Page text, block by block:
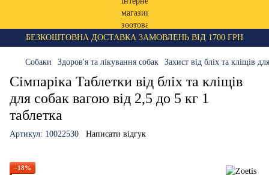
БЕЗКОШТОВНА ДОСТАВКА ЗАМОВЛЕНЬ ВІД 1700 ГРН
Собаки Здоров'я та лікування собак Захист від бліх та кліщів
Сімпаріка Таблетки від бліх та кліщів
для собак вагою від 2,5 до 5 кг 1
таблетка
Артикул: 10022530 Написати відгук
−18%